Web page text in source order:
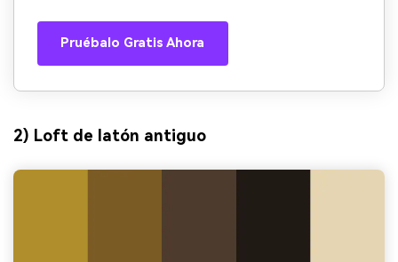
Pruébalo Gratis Ahora
2) Loft de latón antiguo